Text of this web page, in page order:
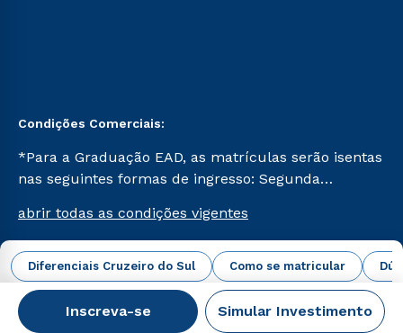
Diferenciais Cruzeiro do Sul Como se matricular
Inscreva-se Simular Investimento
Condições Comerciais:
*Para a Graduação EAD, as matrículas serão isentas
nas seguintes formas de ingresso: Segunda
Já para as demais, a taxa de matrícula será de R$
49. *Para a Pós-graduação EAD, as ofertas
mencionadas são referentes aos cursos: Ensino
Religioso, Geografia para a Docência e Metodologia
do Ensino de História: Questões Atuais.
abrir todas as condições vigentes
Campus Virtual Cruzeiro do Sul Educacional © 2026 -
Todos os direitos reservados.
CNPJ: 62.984.091/0001-02